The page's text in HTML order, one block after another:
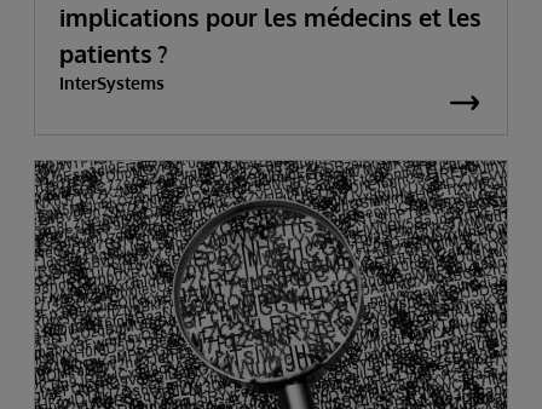
implications pour les médecins et les
patients ?
InterSystems